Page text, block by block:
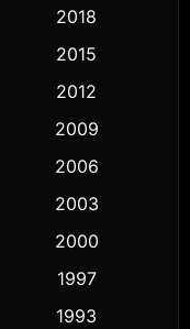
(50)
(443)
(518)
(10)
2018
2015
2012
2009
2006
2003
2000
1997
1993